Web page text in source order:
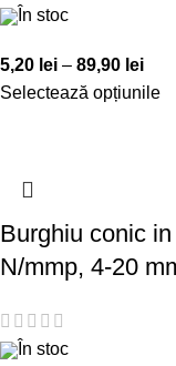
În stoc
5,20 lei – 89,90 lei
Selectează opțiunile
Burghiu conic
N/mmp, 4-20
În stoc